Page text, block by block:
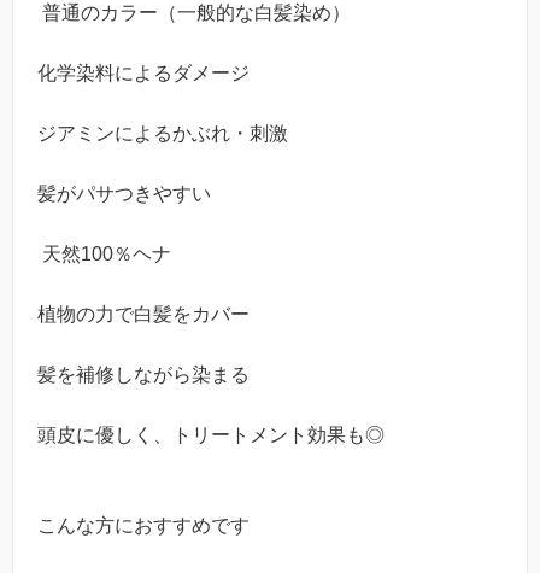
普通のカラー（一般的な白髪染め）
化学染料によるダメージ
ジアミンによるかぶれ・刺激
髪がパサつきやすい
天然100％ヘナ
植物の力で白髪をカバー
髪を補修しながら染まる
頭皮に優しく、トリートメント効果も◎
こんな方におすすめです